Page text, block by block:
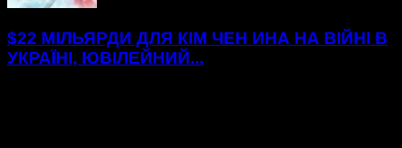
$22 МІЛЬЯРДИ ДЛЯ КІМ ЧЕН ИНА НА ВІЙНІ В
УКРАЇНІ, ЮВІЛЕЙНИЙ...